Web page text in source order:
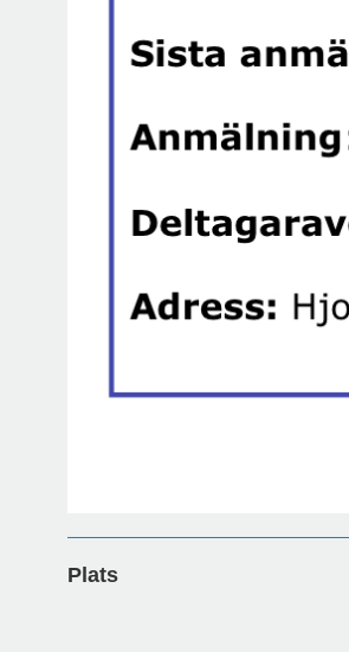
Plats